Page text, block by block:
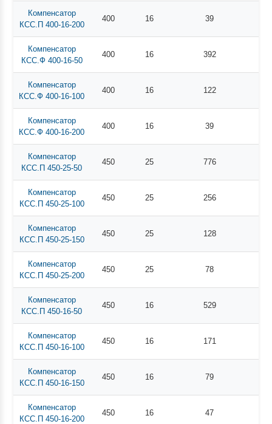
Компенсатор
КСС.П 400-16-200
400 16 39
Компенсатор
КСС.Ф 400-16-50
400 16 392
Компенсатор
КСС.Ф 400-16-100
400 16 122
Компенсатор
КСС.Ф 400-16-200
400 16 39
Компенсатор
КСС.П 450-25-50
450 25 776
Компенсатор
КСС.П 450-25-100
450 25 256
Компенсатор
КСС.П 450-25-150
450 25 128
Компенсатор
КСС.П 450-25-200
450 25 78
Компенсатор
КСС.П 450-16-50
450 16 529
Компенсатор
КСС.П 450-16-100
450 16 171
Компенсатор
КСС.П 450-16-150
450 16 79
Компенсатор
КСС.П 450-16-200
450 16 47